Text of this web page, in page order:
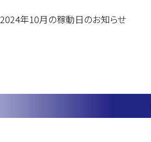
2024年10月の稼動日のお知らせ